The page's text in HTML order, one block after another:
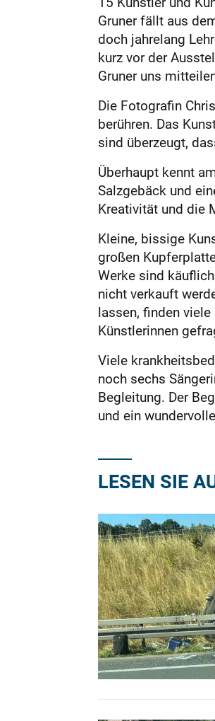
Gruner fällt aus
doch jahrelang
kurz vor der
Gruner uns
Die Fotografin
berühren. Das
sind überzeugt,
Überhaupt kennt
Salzgebäck und
Kreativität und die
Kleine, bissige
großen
Werke sind
nicht verkauft
lassen, finden
Künstlerinnen
Viele
noch sechs
Begleitung. Der
und ein
LESEN SIE